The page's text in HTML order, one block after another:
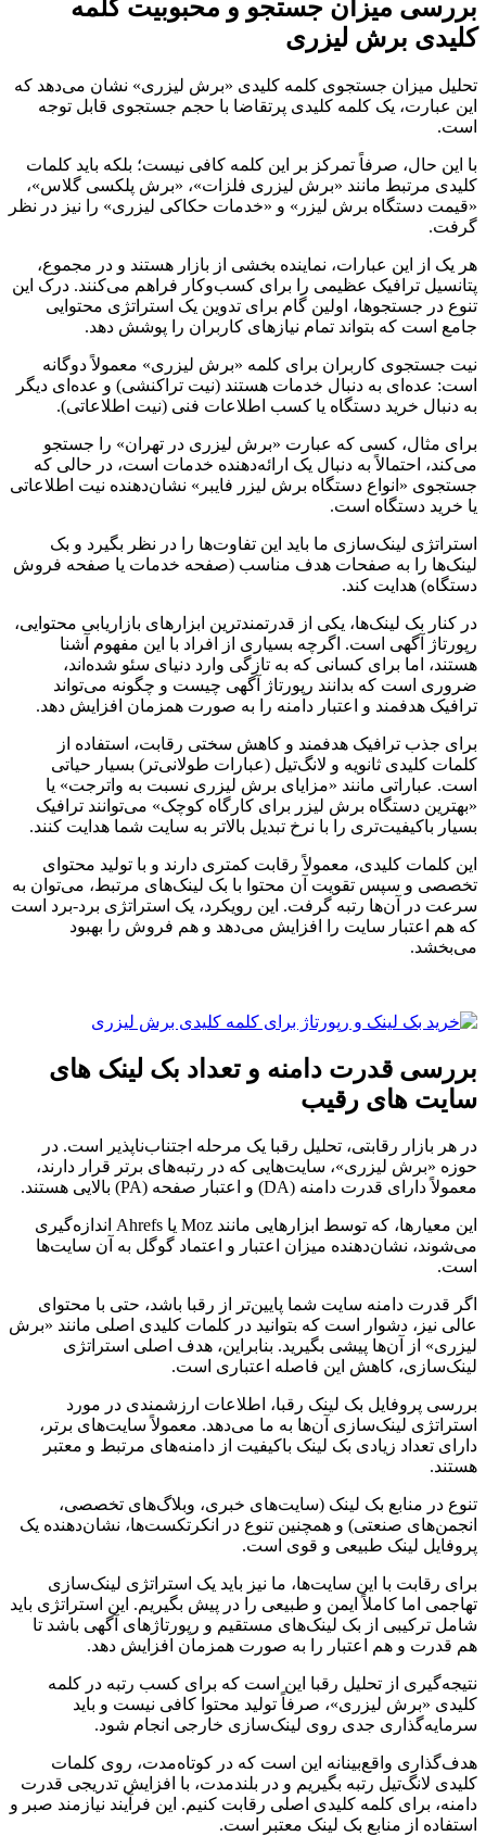
بررسی میزان جستجو و محبوبیت کلمه
کلیدی برش لیزری
تحلیل میزان جستجوی کلمه کلیدی «برش لیزری» نشان می‌دهد که
این عبارت، یک کلمه کلیدی پرتقاضا با حجم جستجوی قابل توجه
است.
با این حال، صرفاً تمرکز بر این کلمه کافی نیست؛ بلکه باید کلمات
کلیدی مرتبط مانند «برش لیزری فلزات»، «برش پلکسی گلاس»،
«قیمت دستگاه برش لیزر» و «خدمات حکاکی لیزری» را نیز در نظر
گرفت.
هر یک از این عبارات، نماینده بخشی از بازار هستند و در مجموع،
پتانسیل ترافیک عظیمی را برای کسب‌وکار فراهم می‌کنند. درک این
تنوع در جستجوها، اولین گام برای تدوین یک استراتژی محتوایی
جامع است که بتواند تمام نیازهای کاربران را پوشش دهد.
نیت جستجوی کاربران برای کلمه «برش لیزری» معمولاً دوگانه
است: عده‌ای به دنبال خدمات هستند (نیت تراکنشی) و عده‌ای دیگر
به دنبال خرید دستگاه یا کسب اطلاعات فنی (نیت اطلاعاتی).
برای مثال، کسی که عبارت «برش لیزری در تهران» را جستجو
می‌کند، احتمالاً به دنبال یک ارائه‌دهنده خدمات است، در حالی که
جستجوی «انواع دستگاه برش لیزر فایبر» نشان‌دهنده نیت اطلاعاتی
یا خرید دستگاه است.
استراتژی لینک‌سازی ما باید این تفاوت‌ها را در نظر بگیرد و بک
لینک‌ها را به صفحات هدف مناسب (صفحه خدمات یا صفحه فروش
دستگاه) هدایت کند.
در کنار بک لینک‌ها، یکی از قدرتمندترین ابزارهای بازاریابی محتوایی،
رپورتاژ آگهی است. اگرچه بسیاری از افراد با این مفهوم آشنا
هستند، اما برای کسانی که به تازگی وارد دنیای سئو شده‌اند،
ضروری است که بدانند رپورتاژ آگهی چیست و چگونه می‌تواند
ترافیک هدفمند و اعتبار دامنه را به صورت همزمان افزایش دهد.
برای جذب ترافیک هدفمند و کاهش سختی رقابت، استفاده از
کلمات کلیدی ثانویه و لانگ‌تیل (عبارات طولانی‌تر) بسیار حیاتی
است. عباراتی مانند «مزایای برش لیزری نسبت به واترجت» یا
«بهترین دستگاه برش لیزر برای کارگاه کوچک» می‌توانند ترافیک
بسیار باکیفیت‌تری را با نرخ تبدیل بالاتر به سایت شما هدایت کنند.
این کلمات کلیدی، معمولاً رقابت کمتری دارند و با تولید محتوای
تخصصی و سپس تقویت آن محتوا با بک لینک‌های مرتبط، می‌توان به
سرعت در آن‌ها رتبه گرفت. این رویکرد، یک استراتژی برد-برد است
که هم اعتبار سایت را افزایش می‌دهد و هم فروش را بهبود
می‌بخشد.
بررسی قدرت دامنه و تعداد بک لینک های
سایت های رقیب
در هر بازار رقابتی، تحلیل رقبا یک مرحله اجتناب‌ناپذیر است. در
حوزه «برش لیزری»، سایت‌هایی که در رتبه‌های برتر قرار دارند،
معمولاً دارای قدرت دامنه (DA) و اعتبار صفحه (PA) بالایی هستند.
این معیارها، که توسط ابزارهایی مانند Moz یا Ahrefs اندازه‌گیری
می‌شوند، نشان‌دهنده میزان اعتبار و اعتماد گوگل به آن سایت‌ها
است.
اگر قدرت دامنه سایت شما پایین‌تر از رقبا باشد، حتی با محتوای
عالی نیز، دشوار است که بتوانید در کلمات کلیدی اصلی مانند «برش
لیزری» از آن‌ها پیشی بگیرید. بنابراین، هدف اصلی استراتژی
لینک‌سازی، کاهش این فاصله اعتباری است.
بررسی پروفایل بک لینک رقبا، اطلاعات ارزشمندی در مورد
استراتژی لینک‌سازی آن‌ها به ما می‌دهد. معمولاً سایت‌های برتر،
دارای تعداد زیادی بک لینک باکیفیت از دامنه‌های مرتبط و معتبر
هستند.
تنوع در منابع بک لینک (سایت‌های خبری، وبلاگ‌های تخصصی،
انجمن‌های صنعتی) و همچنین تنوع در انکرتکست‌ها، نشان‌دهنده یک
پروفایل لینک طبیعی و قوی است.
برای رقابت با این سایت‌ها، ما نیز باید یک استراتژی لینک‌سازی
تهاجمی اما کاملاً ایمن و طبیعی را در پیش بگیریم. این استراتژی باید
شامل ترکیبی از بک لینک‌های مستقیم و رپورتاژهای آگهی باشد تا
هم قدرت و هم اعتبار را به صورت همزمان افزایش دهد.
نتیجه‌گیری از تحلیل رقبا این است که برای کسب رتبه در کلمه
کلیدی «برش لیزری»، صرفاً تولید محتوا کافی نیست و باید
سرمایه‌گذاری جدی روی لینک‌سازی خارجی انجام شود.
هدف‌گذاری واقع‌بینانه این است که در کوتاه‌مدت، روی کلمات
کلیدی لانگ‌تیل رتبه بگیریم و در بلندمدت، با افزایش تدریجی قدرت
دامنه، برای کلمه کلیدی اصلی رقابت کنیم. این فرآیند نیازمند صبر و
استفاده از منابع بک لینک معتبر است.